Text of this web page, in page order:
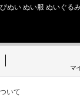
ぬい ぬい服 ぬいぐ
マ
いて